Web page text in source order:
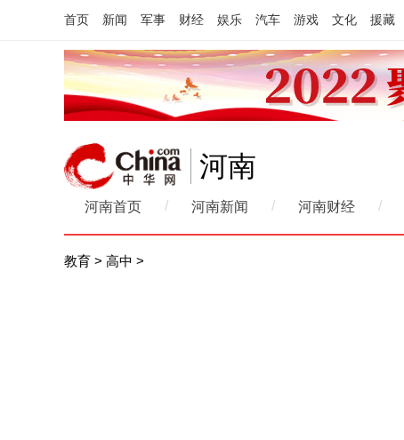
首页 新闻 军事 财经 娱乐 汽车 游戏 文化 援藏
河南
河南首页 / 河南新闻 / 河南财经 /
教育 > 高中 >